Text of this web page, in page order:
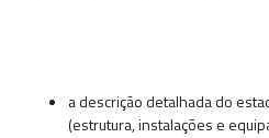
a descrição detalhada do
(estrutura, instalações e